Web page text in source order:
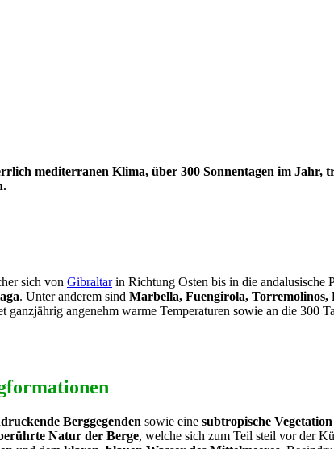
mediterranen Klima, über 300 Sonnentagen im Jahr,
sich von Gibraltarin Richtung Osten bis in die andalusische
. Unter anderem sind Marbella, Fuengirola, Torremolinos,
ganzjährig angenehm warme Temperaturen sowie an die 300
Berggegenden sowie eine subtropische Vegetation
Natur der Berge, welche sich zum Teil steil vor der